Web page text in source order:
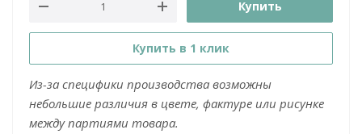
Купить
Купить в 1 клик
Из-за специфики производства возможны
небольшие различия в цвете, фактуре или рисунке
между партиями товара.